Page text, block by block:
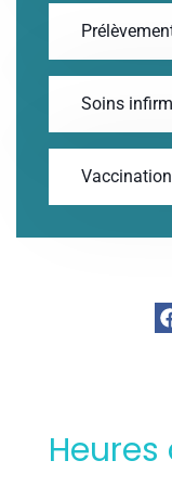
Soins
Vaccination